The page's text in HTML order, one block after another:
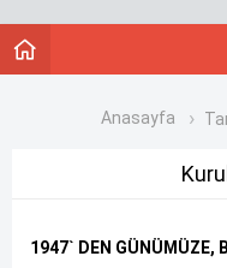
Anasayfa
1947` DEN GÜNÜMÜZE,